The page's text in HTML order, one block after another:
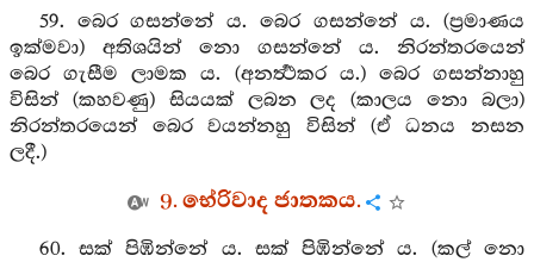
59. බෙර ගසන්නේ ය. බෙර ගසන්නේ ය. (ප්‍රමාණය
ඉක්මවා) අතිශයින් නො ගසන්නේ ය. නිරන්තරයෙන්
බෙර ගැසීම ලාමක ය. (අනර්‍ත්‍ථකර ය.) බෙර ගසන්නාහු
විසින් (කහවණු) සියයක් ලබන ලද (කාලය නො බලා)
නිරන්තරයෙන් බෙර වයන්නහු විසින් (ඒ ධනය නසන
ලදී.)
9. භේරිවාද ජාතකය.
60. සක් පිඹින්නේ ය. සක් පිඹින්නේ ය. (කල් නො